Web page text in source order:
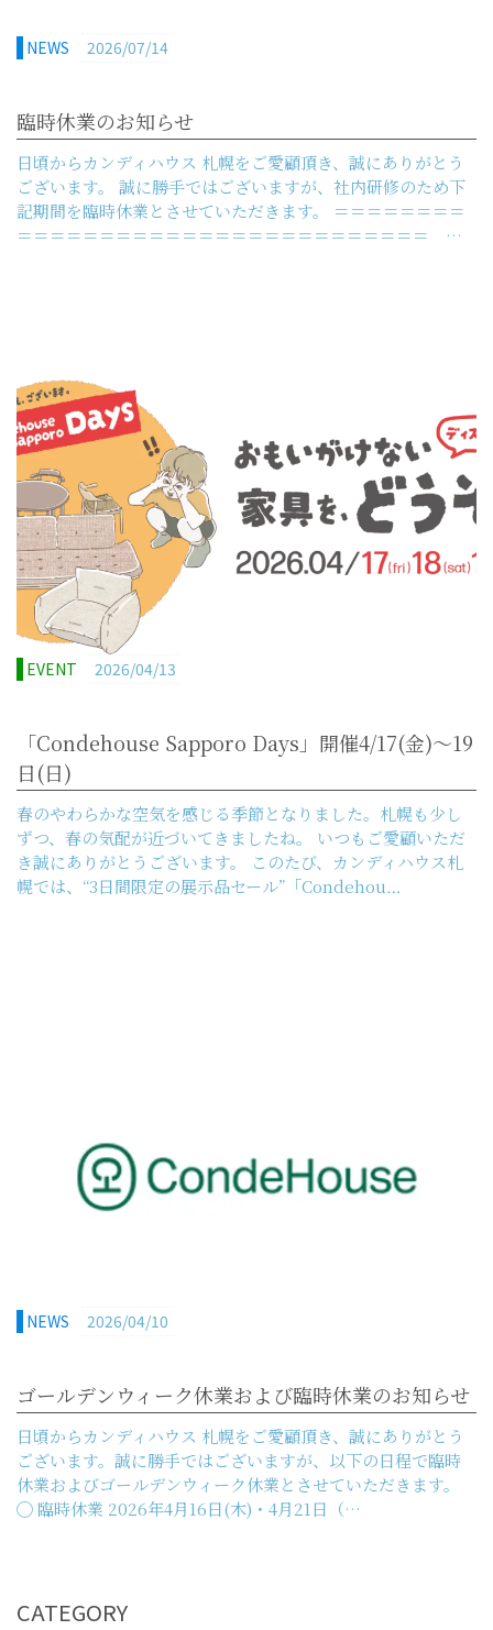
NEWS 2026/07/14
臨時休業のお知らせ
日頃からカンディハウス 札幌をご愛顧頂き、誠にありがとう
ございます。 誠に勝手ではございますが、社内研修のため下
記期間を臨時休業とさせていただきます。 ＝＝＝＝＝＝＝＝
＝＝＝＝＝＝＝＝＝＝＝＝＝＝＝＝＝＝＝＝＝＝＝＝＝ …
EVENT 2026/04/13
「Condehouse Sapporo Days」開催4/17(金)～19
日(日)
春のやわらかな空気を感じる季節となりました。札幌も少し
ずつ、春の気配が近づいてきましたね。 いつもご愛顧いただ
き誠にありがとうございます。 このたび、カンディハウス札
幌では、“3日間限定の展示品セール”「Condehou…
NEWS 2026/04/10
ゴールデンウィーク休業および臨時休業のお知らせ
日頃からカンディハウス 札幌をご愛顧頂き、誠にありがとう
ございます。誠に勝手ではございますが、以下の日程で臨時
休業およびゴールデンウィーク休業とさせていただきます。
◯ 臨時休業 2026年4月16日(木)・4月21日（…
CATEGORY